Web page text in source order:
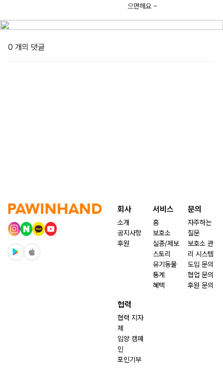
0
3
고
교
으면해요 ~
0 개의 댓글
회사
소개
공지사항
후원
서비스
홈
보호소
실종/제보
스토리
유기동물
통계
혜택
문의
자주하는
질문
보호소 관
리 시스템
도입 문의
협업 문의
후원 문의
협력
협력 지자
체
입양 캠페
인
포인기부